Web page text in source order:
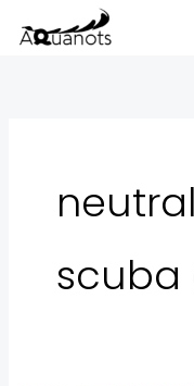
scuba